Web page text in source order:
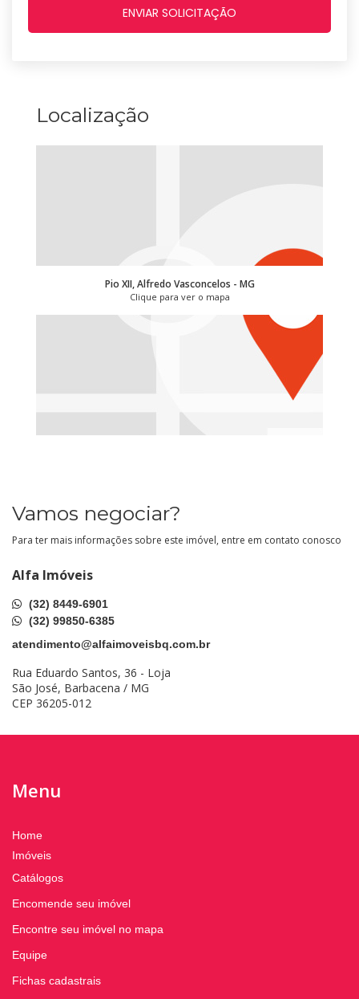
Localização
Pio XII, Alfredo Vasconcelos - MG
Clique para ver o mapa
Vamos negociar?
Para ter mais informações sobre este imóvel, entre em contato conosco
Alfa Imóveis
(32) 8449-6901
(32) 99850-6385
atendimento@alfaimoveisbq.com.br
Rua Eduardo Santos, 36 - Loja
São José, Barbacena / MG
CEP 36205-012
Menu
Home
Imóveis
Catálogos
Encomende seu imóvel
Encontre seu imóvel no mapa
Equipe
Fichas cadastrais